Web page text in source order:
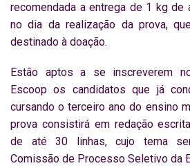
recomendada a entrega de 1 kg de
no dia da realização da prova,
destinado à doação.
Estão aptos a se inscreverem
Escoop os candidatos que já
cursando o terceiro ano do ensino
prova consistirá em redação
de até 30 linhas, cujo tema
Comissão de Processo Seletivo da